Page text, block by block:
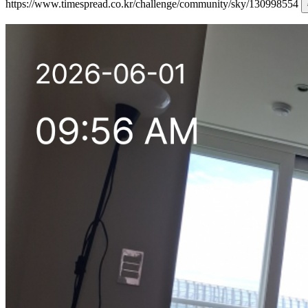
https://www.timespread.co.kr/challenge/community/sky/130998554